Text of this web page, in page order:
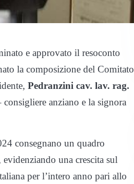
e approvato il resoconto
la composizione del Comitato
Pedranzini cav. lav. rag.
consigliere anziano e la signora
consegnano un quadro
una crescita sul
per l’intero anno pari allo